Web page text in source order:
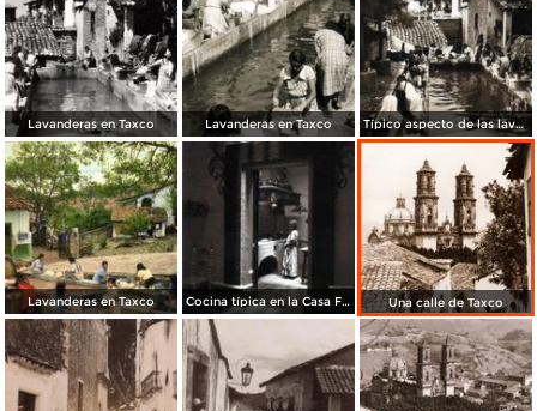
Lavanderas en Taxco Lavanderas en Taxco Típico aspecto de las lavanderas
Lavanderas en Taxco Cocina típica en la Casa Figueroa Una calle de Taxco